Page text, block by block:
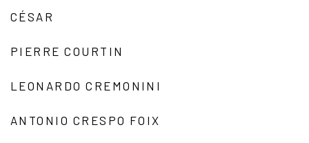
CÉSAR
PIERRE COURTIN
LEONARDO CREMONINI
ANTONIO CRESPO FOIX